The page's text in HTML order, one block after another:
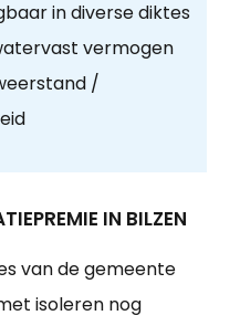
in diverse diktes
vermogen
/
IN BILZEN
van de gemeente
isoleren nog